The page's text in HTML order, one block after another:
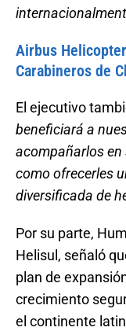
Airbus
Carabineros de
El ejecutivo
beneficiará a
acompañarlos
como ofrecerles
diversificada de
Por su parte,
Helisul, señaló
plan de
crecimiento
el continente